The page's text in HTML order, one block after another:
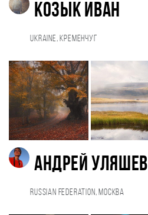
Козык Иван
Ukraine, Кременчуг
Андрей Уляшев
Russian Federation, Москва